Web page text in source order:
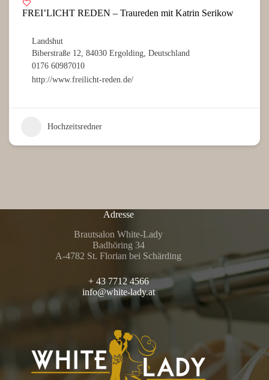
FREI’LICHT REDEN – Traureden mit Katrin Serikow
Landshut
Biberstraße 12, 84030 Ergolding, Deutschland
0176 60987010
http://www.freilicht-reden.de/
Hochzeitsredner
Adresse
Brautsalon White-Lady
Badhöring 34
A-4782 St. Florian bei Schärding
+ 43 7712 4566
info@white-lady.at